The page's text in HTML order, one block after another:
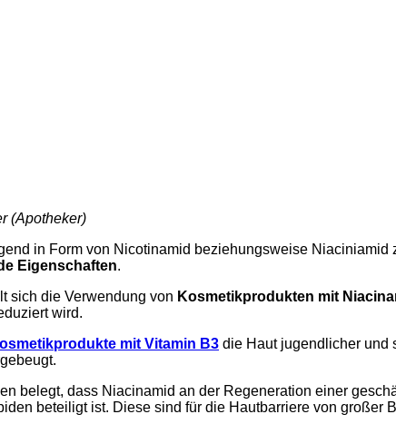
(Apotheker)
in Form von Nicotinamid beziehungsweise
Eigenschaften.
sich die Verwendung von Kosmetikprodukten mit
wird.
mit Vitamin B3 die Haut jugendlicher und
belegt, dass Niacinamid an der Regeneration einer
beteiligt ist. Diese sind für die Hautbarriere von großer